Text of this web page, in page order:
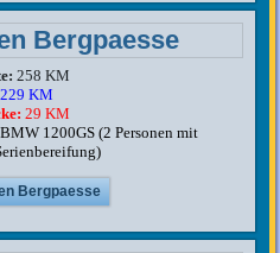
Bergpaesse
258 KM
229 KM
29 KM
1200GS (2 Personen mit
Bergpaesse